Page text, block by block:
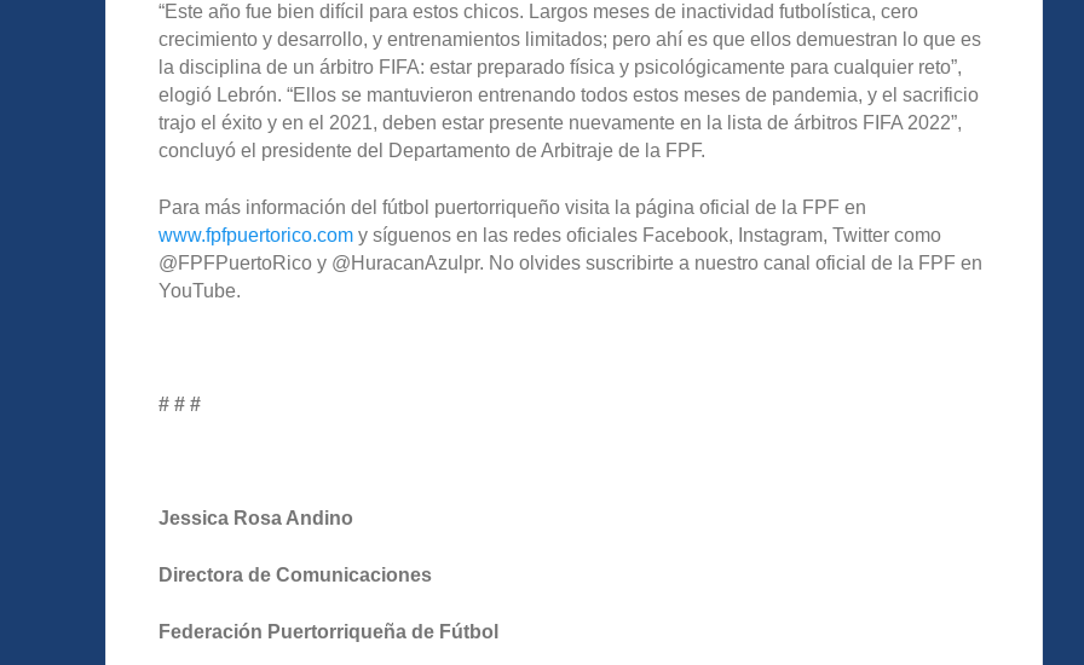
“Este año fue bien difícil para estos chicos. Largos meses de inactividad futbolística, cero
crecimiento y desarrollo, y entrenamientos limitados; pero ahí es que ellos demuestran lo que es
la disciplina de un árbitro FIFA: estar preparado física y psicológicamente para cualquier reto”,
elogió Lebrón. “Ellos se mantuvieron entrenando todos estos meses de pandemia, y el sacrificio
trajo el éxito y en el 2021, deben estar presente nuevamente en la lista de árbitros FIFA 2022”,
concluyó el presidente del Departamento de Arbitraje de la FPF.
Para más información del fútbol puertorriqueño visita la página oficial de la FPF en
www.fpfpuertorico.com y síguenos en las redes oficiales Facebook, Instagram, Twitter como
@FPFPuertoRico y @HuracanAzulpr. No olvides suscribirte a nuestro canal oficial de la FPF en
YouTube.
# # #
Jessica Rosa Andino
Directora de Comunicaciones
Federación Puertorriqueña de Fútbol